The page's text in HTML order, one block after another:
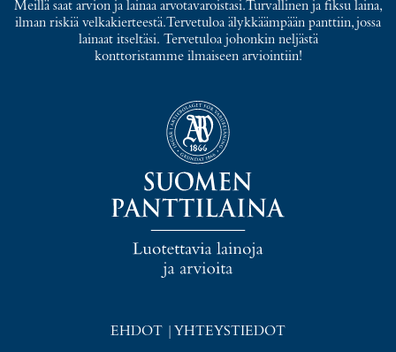
Meillä saat arvion ja lainaa arvotavaroistasi. Turvallinen ja fiksu laina,
ilman riskiä velkakierteestä. Tervetuloa älykkäämpään panttiin, jossa
lainaat itseltäsi. Tervetuloa johonkin neljästä
konttoristamme ilmaiseen arviointiin!
EHDOT YHTEYSTIEDOT